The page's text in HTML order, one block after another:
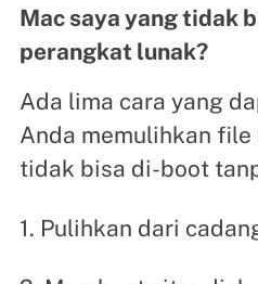
Mac saya yang tidak
perangkat lunak?
Ada lima cara yang
Anda memulihkan
tidak bisa di-boot
1. Pulihkan dari